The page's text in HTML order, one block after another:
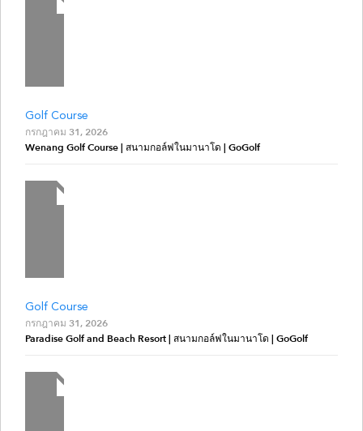
Golf Course
กรกฎาคม 31, 2026
Wenang Golf Course | สนามกอล์ฟในมานาโด | GoGolf
Golf Course
กรกฎาคม 31, 2026
Paradise Golf and Beach Resort | สนามกอล์ฟในมานาโด | GoGolf